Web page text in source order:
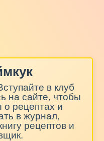
в клуб
на сайте, чтобы
о рецептах и
в журнал,
рецептов и